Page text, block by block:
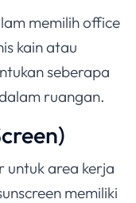
memilih office
kain atau
seberapa
ruangan.
untuk area kerja
memiliki